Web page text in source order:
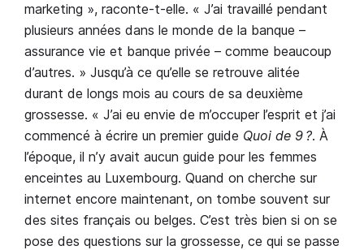
marketing », raconte-t-elle. « J’ai travaillé pendant
plusieurs années dans le monde de la banque –
assurance vie et banque privée – comme beaucoup
d’autres. » Jusqu’à ce qu’elle se retrouve alitée
durant de longs mois au cours de sa deuxième
grossesse. « J’ai eu envie de m’occuper l’esprit et j’ai
commencé à écrire un premier guide Quoi de 9 ?. À
l’époque, il n’y avait aucun guide pour les femmes
enceintes au Luxembourg. Quand on cherche sur
internet encore maintenant, on tombe souvent sur
des sites français ou belges. C’est très bien si on se
pose des questions sur la grossesse, ce qui se passe